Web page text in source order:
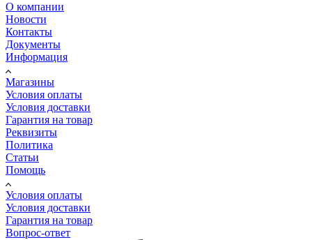
О компании
Новости
Контакты
Документы
Информация
Магазины
Условия оплаты
Условия доставки
Гарантия на товар
Реквизиты
Политика
Статьи
Помощь
Условия оплаты
Условия доставки
Гарантия на товар
Вопрос-ответ